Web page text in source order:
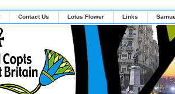
Contact Us Lotus Flower Links